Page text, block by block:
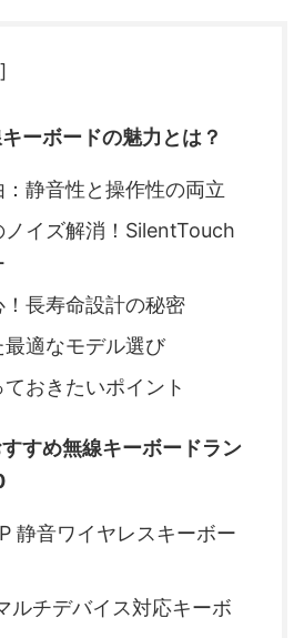
]
ーボードの魅力とは？
静音性と操作性の両立
ノイズ解消！SilentTouch
長寿命設計の秘密
最適なモデル選び
おきたいポイント
すめ無線キーボードラン
静音ワイヤレスキーボー
ルチデバイス対応キーボ